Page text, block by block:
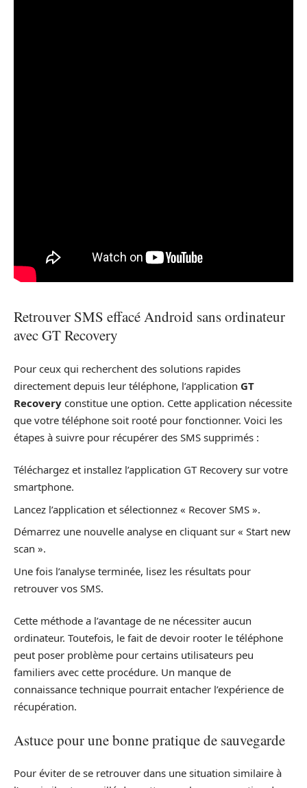
Retrouver SMS effacé Android sans ordinateur
avec GT Recovery
Pour ceux qui recherchent des solutions rapides
directement depuis leur téléphone, l’application GT
Recovery constitue une option. Cette application nécessite
que votre téléphone soit rooté pour fonctionner. Voici les
étapes à suivre pour récupérer des SMS supprimés :
Téléchargez et installez l’application GT Recovery sur votre
smartphone.
Lancez l’application et sélectionnez « Recover SMS ».
Démarrez une nouvelle analyse en cliquant sur « Start new
scan ».
Une fois l’analyse terminée, lisez les résultats pour
retrouver vos SMS.
Cette méthode a l’avantage de ne nécessiter aucun
ordinateur. Toutefois, le fait de devoir rooter le téléphone
peut poser problème pour certains utilisateurs peu
familiers avec cette procédure. Un manque de
connaissance technique pourrait entacher l’expérience de
récupération.
Astuce pour une bonne pratique de sauvegarde
Pour éviter de se retrouver dans une situation similaire à